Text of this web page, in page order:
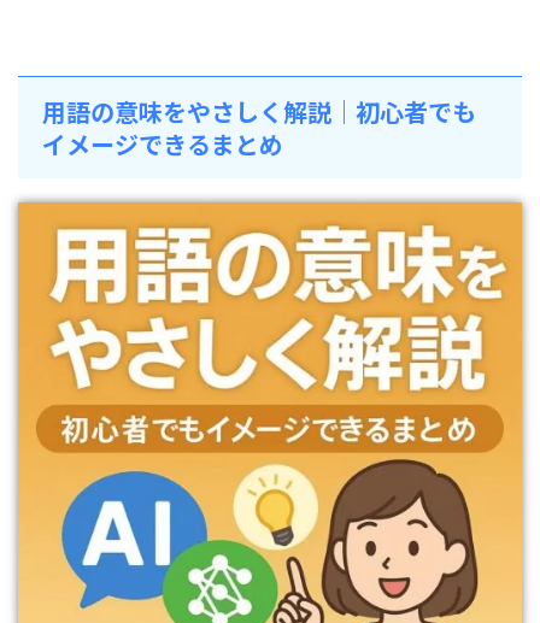
用語の意味をやさしく解説｜初心者でも
イメージできるまとめ